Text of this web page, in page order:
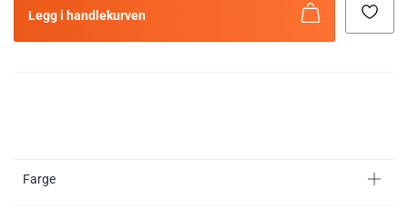
Legg i handlekurven
Farge